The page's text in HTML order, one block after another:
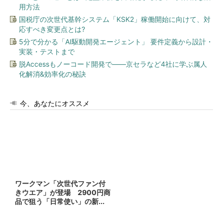
用方法
国税庁の次世代基幹システム「KSK2」稼働開始に向けて、対
応すべき変更点とは?
5分で分かる「AI駆動開発エージェント」 要件定義から設計・
実装・テストまで
脱Accessもノーコード開発で――京セラなど4社に学ぶ属人
化解消&効率化の秘訣
今、あなたにオススメ
ワークマン「次世代ファン付
きウエア」が登場 2900円商
品で狙う「日常使い」の新...